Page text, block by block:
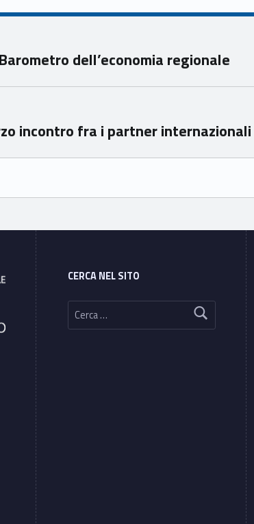
Unio
e
Unio
e
dell’economia regionale
incontro fra i partner internazionali
CERCA NEL SITO
Ricerca per: